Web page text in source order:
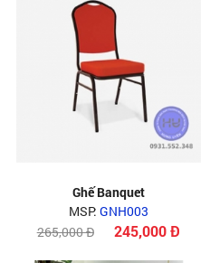
Ghế Banquet
MSP: GNH003
265,000 Đ
245,000 Đ